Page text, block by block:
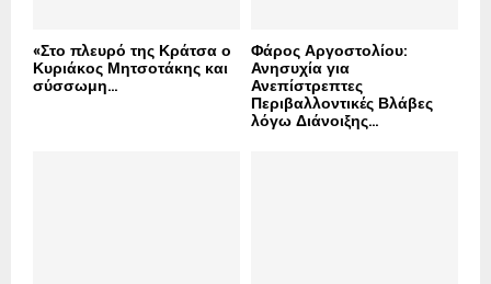
«Στο πλευρό της Κράτσα ο
Κυριάκος Μητσοτάκης και
σύσσωμη...
Φάρος Αργοστολίου:
Ανησυχία για
Ανεπίστρεπτες
Περιβαλλοντικές Βλάβες
λόγω Διάνοιξης...